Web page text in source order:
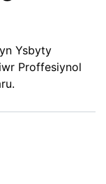
Ysbyty
Proffesiynol